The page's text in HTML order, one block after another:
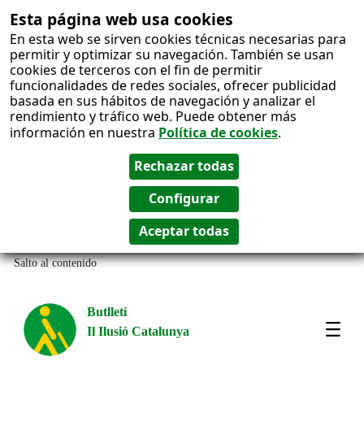
Esta página web usa cookies
En esta web se sirven cookies técnicas necesarias para
permitir y optimizar su navegación. También se usan
cookies de terceros con el fin de permitir
funcionalidades de redes sociales, ofrecer publicidad
basada en sus hábitos de navegación y analizar el
rendimiento y tráfico web. Puede obtener más
información en nuestra Política de cookies.
Salto al contenido
Butlletí
Il Ilusió Catalunya